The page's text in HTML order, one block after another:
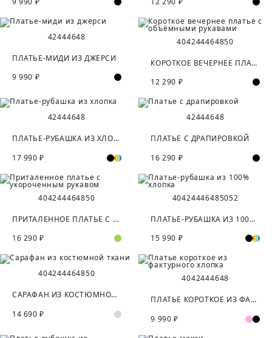
42444648
ПЛАТЬЕ-МИДИ ИЗ ДЖЕРСИ
9 990 ₽
404244464850
КОРОТКОЕ ВЕЧЕРНЕЕ ПЛАТЬЕ С ОБЪЁМНЫМИ РУКАВАМИ
12 290 ₽
42444648
ПЛАТЬЕ-РУБАШКА ИЗ ХЛОПКА
17 990 ₽
42444648
ПЛАТЬЕ С ДРАПИРОВКОЙ
16 290 ₽
404244464850
ПРИТАЛЕННОЕ ПЛАТЬЕ С УКОРОЧЕННЫМ РУКАВОМ
16 290 ₽
40424446485052
ПЛАТЬЕ-РУБАШКА ИЗ 100% ХЛОПКА
15 990 ₽
404244464850
САРАФАН ИЗ КОСТЮМНОЙ ТКАНИ
14 690 ₽
4042444648
ПЛАТЬЕ КОРОТКОЕ ИЗ ФАКТУРНОГО ХЛОПКА
9 990 ₽